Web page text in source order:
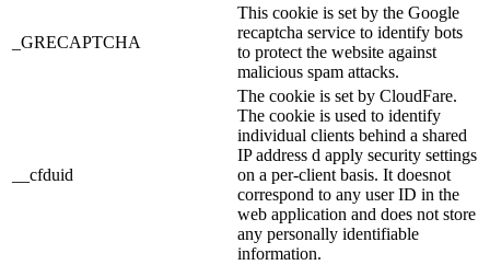
_GRECAPTCHA
This cookie is set by the Google
recaptcha service to identify bots
to protect the website against
malicious spam attacks.
__cfduid
The cookie is set by CloudFare.
The cookie is used to identify
individual clients behind a shared
IP address d apply security settings
on a per-client basis. It doesnot
correspond to any user ID in the
web application and does not store
any personally identifiable
information.